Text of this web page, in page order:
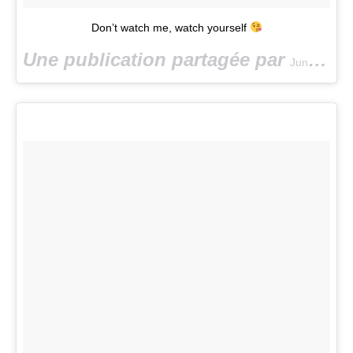
Don’t watch me, watch yourself
Une publication partagée par Junaid Ahmed